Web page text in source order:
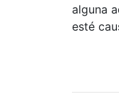
alguna
esté